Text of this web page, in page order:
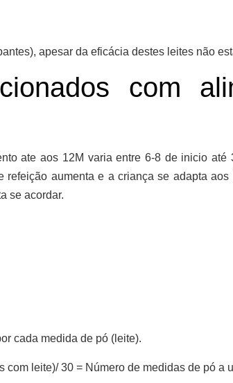
apesar da eficácia destes leites não
com
ate aos 12M varia entre 6-8 de inicio
aumenta e a criança se adapta
se acordar.
cada medida de pó (leite).
leite)/ 30 = Número de medidas de pó a